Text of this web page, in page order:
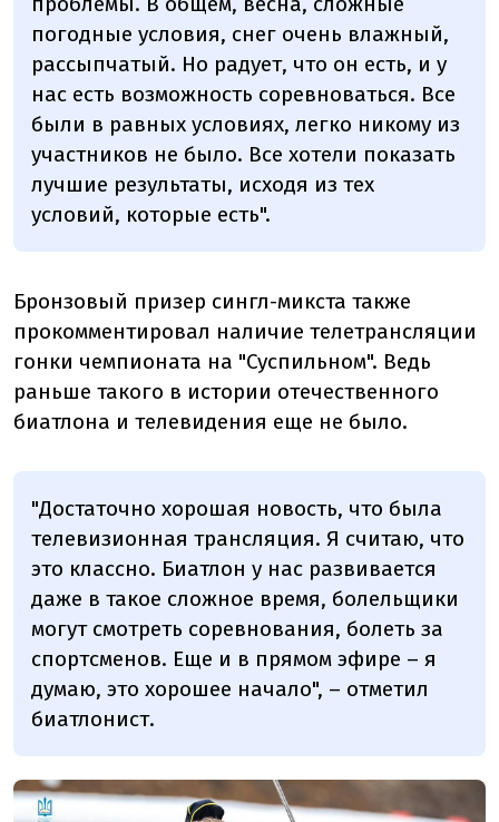
погодные условия, снег очень влажный,
рассыпчатый. Но радует, что он есть, и у
нас есть возможность соревноваться. Все
были в равных условиях, легко никому из
участников не было. Все хотели показать
лучшие результаты, исходя из тех
условий, которые есть".
Бронзовый призер сингл-микста также
прокомментировал наличие телетрансляции
гонки чемпионата на "Суспильном". Ведь
раньше такого в истории отечественного
биатлона и телевидения еще не было.
"Достаточно хорошая новость, что была
телевизионная трансляция. Я считаю, что
это классно. Биатлон у нас развивается
даже в такое сложное время, болельщики
могут смотреть соревнования, болеть за
спортсменов. Еще и в прямом эфире – я
думаю, это хорошее начало", – отметил
биатлонист.